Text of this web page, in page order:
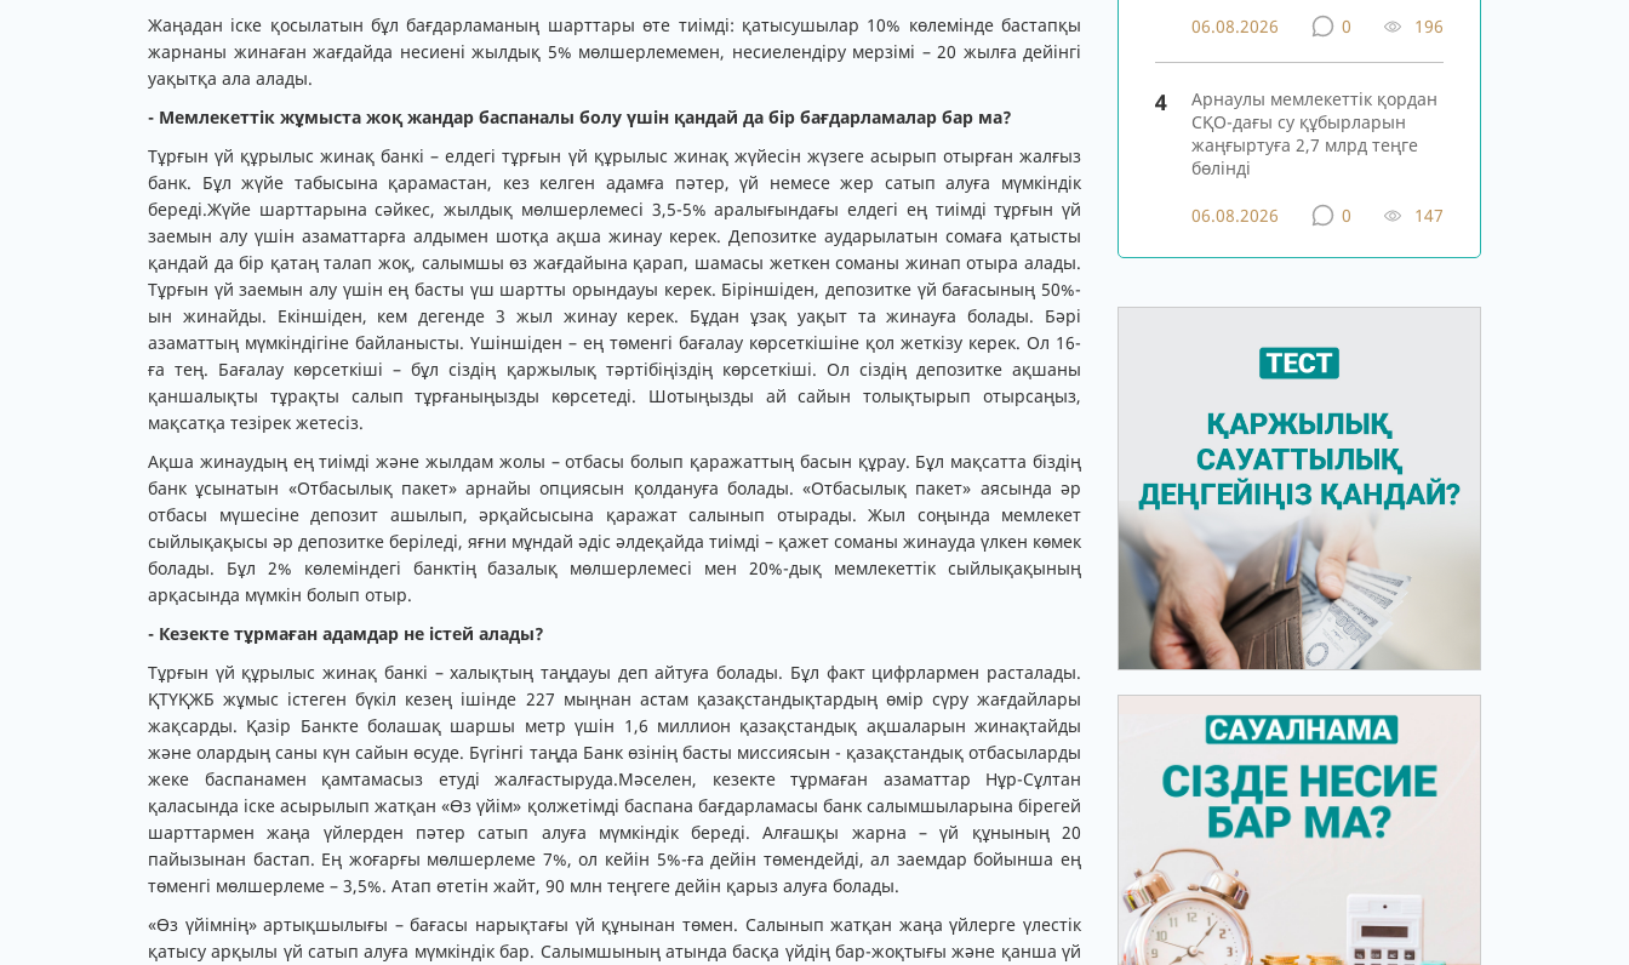
Жаңадан іске қосылатын бұл бағдарламаның шарттары өте тиімді: қатысушылар 10% көлемінде бастапқы
жарнаны жинаған жағдайда несиені жылдық 5% мөлшерлемемен, несиелендіру мерзімі – 20 жылға дейінгі
уақытқа ала алады.
- Мемлекеттік жұмыста жоқ жандар баспаналы болу үшін қандай да бір бағдарламалар бар ма?
Тұрғын үй құрылыс жинақ банкі – елдегі тұрғын үй құрылыс жинақ жүйесін жүзеге асырып отырған жалғыз
банк. Бұл жүйе табысына қарамастан, кез келген адамға пәтер, үй немесе жер сатып алуға мүмкіндік
береді.Жүйе шарттарына сәйкес, жылдық мөлшерлемесі 3,5-5% аралығындағы елдегі ең тиімді тұрғын үй
заемын алу үшін азаматтарға алдымен шотқа ақша жинау керек. Депозитке аударылатын сомаға қатысты
қандай да бір қатаң талап жоқ, салымшы өз жағдайына қарап, шамасы жеткен соманы жинап отыра алады.
Тұрғын үй заемын алу үшін ең басты үш шартты орындауы керек. Біріншіден, депозитке үй бағасының 50%-
ын жинайды. Екіншіден, кем дегенде 3 жыл жинау керек. Бұдан ұзақ уақыт та жинауға болады. Бәрі
азаматтың мүмкіндігіне байланысты. Үшіншіден – ең төменгі бағалау көрсеткішіне қол жеткізу керек. Ол 16-
ға тең. Бағалау көрсеткіші – бұл сіздің қаржылық тәртібіңіздің көрсеткіші. Ол сіздің депозитке ақшаны
қаншалықты тұрақты салып тұрғаныңызды көрсетеді. Шотыңызды ай сайын толықтырып отырсаңыз,
мақсатқа тезірек жетесіз.
Ақша жинаудың ең тиімді және жылдам жолы – отбасы болып қаражаттың басын құрау. Бұл мақсатта біздің
банк ұсынатын «Отбасылық пакет» арнайы опциясын қолдануға болады. «Отбасылық пакет» аясында әр
отбасы мүшесіне депозит ашылып, әрқайсысына қаражат салынып отырады. Жыл соңында мемлекет
сыйлықақысы әр депозитке беріледі, яғни мұндай әдіс әлдеқайда тиімді – қажет соманы жинауда үлкен көмек
болады. Бұл 2% көлеміндегі банктің базалық мөлшерлемесі мен 20%-дық мемлекеттік сыйлықақының
арқасында мүмкін болып отыр.
- Кезекте тұрмаған адамдар не істей алады?
Тұрғын үй құрылыс жинақ банкі – халықтың таңдауы деп айтуға болады. Бұл факт цифрлармен расталады.
ҚТҮҚЖБ жұмыс істеген бүкіл кезең ішінде 227 мыңнан астам қазақстандықтардың өмір сүру жағдайлары
жақсарды. Қазір Банкте болашақ шаршы метр үшін 1,6 миллион қазақстандық ақшаларын жинақтайды
және олардың саны күн сайын өсуде. Бүгінгі таңда Банк өзінің басты миссиясын - қазақстандық отбасыларды
жеке баспанамен қамтамасыз етуді жалғастыруда.Мәселен, кезекте тұрмаған азаматтар Нұр-Сұлтан
қаласында іске асырылып жатқан «Өз үйім» қолжетімді баспана бағдарламасы банк салымшыларына бірегей
шарттармен жаңа үйлерден пәтер сатып алуға мүмкіндік береді. Алғашқы жарна – үй құнының 20
пайызынан бастап. Ең жоғарғы мөлшерлеме 7%, ол кейін 5%-ға дейін төмендейді, ал заемдар бойынша ең
төменгі мөлшерлеме – 3,5%. Атап өтетін жайт, 90 млн теңгеге дейін қарыз алуға болады.
«Өз үйімнің» артықшылығы – бағасы нарықтағы үй құнынан төмен. Салынып жатқан жаңа үйлерге үлестік
қатысу арқылы үй сатып алуға мүмкіндік бар. Салымшының атында басқа үйдің бар-жоқтығы және қанша үй
06.08.2026 0 196
4
Арнаулы мемлекеттік қордан
СҚО-дағы су құбырларын
жаңғыртуға 2,7 млрд теңге
бөлінді
06.08.2026 0 147